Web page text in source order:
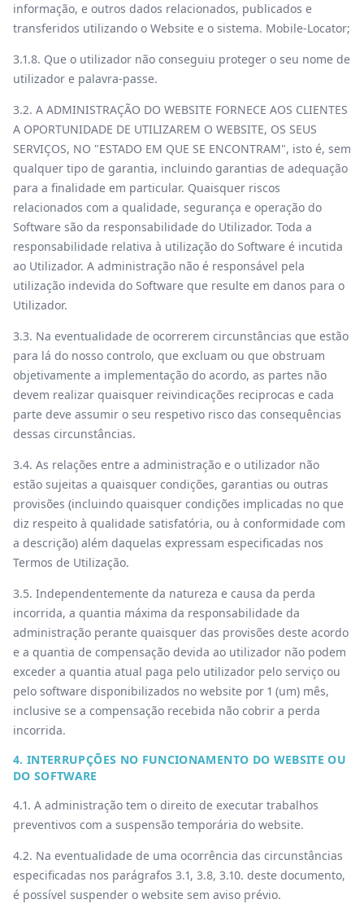
informação, e outros dados relacionados, publicados e
transferidos utilizando o Website e o sistema. Mobile-Locator;
3.1.8. Que o utilizador não conseguiu proteger o seu nome de
utilizador e palavra-passe.
3.2. A ADMINISTRAÇÃO DO WEBSITE FORNECE AOS CLIENTES
A OPORTUNIDADE DE UTILIZAREM O WEBSITE, OS SEUS
SERVIÇOS, NO "ESTADO EM QUE SE ENCONTRAM", isto é, sem
qualquer tipo de garantia, incluindo garantias de adequação
para a finalidade em particular. Quaisquer riscos
relacionados com a qualidade, segurança e operação do
Software são da responsabilidade do Utilizador. Toda a
responsabilidade relativa à utilização do Software é incutida
ao Utilizador. A administração não é responsável pela
utilização indevida do Software que resulte em danos para o
Utilizador.
3.3. Na eventualidade de ocorrerem circunstâncias que estão
para lá do nosso controlo, que excluam ou que obstruam
objetivamente a implementação do acordo, as partes não
devem realizar quaisquer reivindicações reciprocas e cada
parte deve assumir o seu respetivo risco das consequências
dessas circunstâncias.
3.4. As relações entre a administração e o utilizador não
estão sujeitas a quaisquer condições, garantias ou outras
provisões (incluindo quaisquer condições implicadas no que
diz respeito à qualidade satisfatória, ou à conformidade com
a descrição) além daquelas expressam especificadas nos
Termos de Utilização.
3.5. Independentemente da natureza e causa da perda
incorrida, a quantia máxima da responsabilidade da
administração perante quaisquer das provisões deste acordo
e a quantia de compensação devida ao utilizador não podem
exceder a quantia atual paga pelo utilizador pelo serviço ou
pelo software disponibilizados no website por 1 (um) mês,
inclusive se a compensação recebida não cobrir a perda
incorrida.
4. INTERRUPÇÕES NO FUNCIONAMENTO DO WEBSITE OU
DO SOFTWARE
4.1. A administração tem o direito de executar trabalhos
preventivos com a suspensão temporária do website.
4.2. Na eventualidade de uma ocorrência das circunstâncias
especificadas nos parágrafos 3.1, 3.8, 3.10. deste documento,
é possível suspender o website sem aviso prévio.